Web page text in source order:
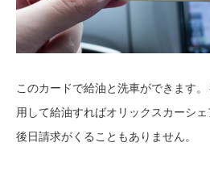
このカードで給油と洗車ができます
用して給油すればオリックスカーシェ
後日請求がくることもありません。